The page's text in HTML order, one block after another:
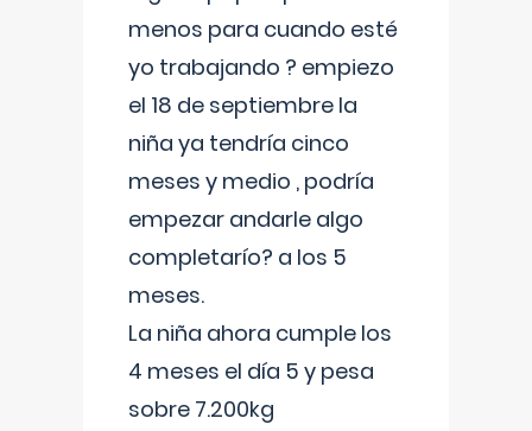
menos para cuando esté
yo trabajando ? empiezo
el 18 de septiembre la
niña ya tendría cinco
meses y medio , podría
empezar andarle algo
completarío? a los 5
meses.
La niña ahora cumple los
4 meses el día 5 y pesa
sobre 7.200kg